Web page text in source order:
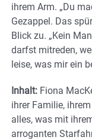
ihrem Arm. „Du
Gezappel. Das
Blick zu. „Kein
darfst mitreden,
leise, was mir ein
Inhalt: Fiona
ihrer Familie,
alles, was mit
arroganten